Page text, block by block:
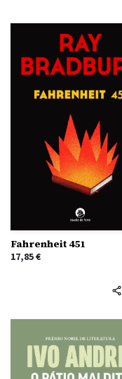
Fahrenheit 451
17,85€